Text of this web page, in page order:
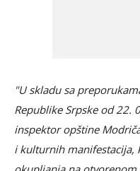
"U skladu sa
Republike Srpske od 22.
inspektor opštine
i kulturnih manifestacija,